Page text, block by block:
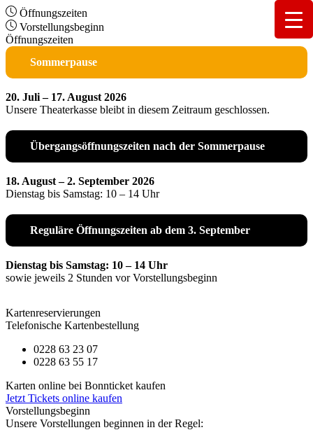
Öffnungszeiten
Vorstellungsbeginn
Öffnungszeiten
Sommerpause
20. Juli – 17. August 2026
Unsere Theaterkasse bleibt in diesem Zeitraum geschlossen.
Übergangsöffnungszeiten nach der Sommerpause
18. August – 2. September 2026
Dienstag bis Samstag: 10 – 14 Uhr
Reguläre Öffnungszeiten ab dem 3. September
Dienstag bis Samstag: 10 – 14 Uhr
sowie jeweils 2 Stunden vor Vorstellungsbeginn
Kartenreservierungen
Telefonische Kartenbestellung
0228 63 23 07
0228 63 55 17
Karten online bei Bonnticket kaufen
Jetzt Tickets online kaufen
Vorstellungsbeginn
Unsere Vorstellungen beginnen in der Regel: